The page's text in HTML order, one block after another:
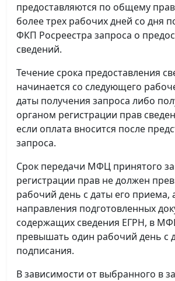
предоставляются по общему
более трех рабочих дней со дня
ФКП Росреестра запроса о
сведений.
Течение срока предоставления
начинается со следующего
даты получения запроса либо
органом регистрации прав
если оплата вносится после
запроса.
Срок передачи МФЦ принятого
регистрации прав не должен
рабочий день с даты его приема,
направления подготовленных
содержащих сведения ЕГРН, в
превышать один рабочий день с
подписания.
В зависимости от выбранного в